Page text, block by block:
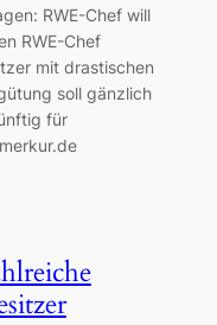
RWE-Chef will
RWE-Chef
mit drastischen
soll gänzlich
für